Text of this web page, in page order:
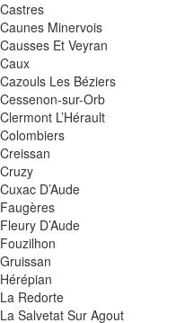
Castres
Caunes Minervois
Causses Et Veyran
Caux
Cazouls Les Béziers
Cessenon-sur-Orb
Clermont L’Hérault
Colombiers
Creissan
Cruzy
Cuxac D’Aude
Faugères
Fleury D’Aude
Fouzilhon
Gruissan
Hérépian
La Redorte
La Salvetat Sur Agout